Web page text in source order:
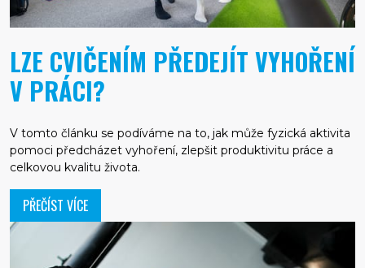
LZE CVIČENÍM PŘEDEJÍT VYHOŘENÍ
V PRÁCI?
V tomto článku se podíváme na to, jak může fyzická aktivita
pomoci předcházet vyhoření, zlepšit produktivitu práce a
celkovou kvalitu života.
PŘEČÍST VÍCE